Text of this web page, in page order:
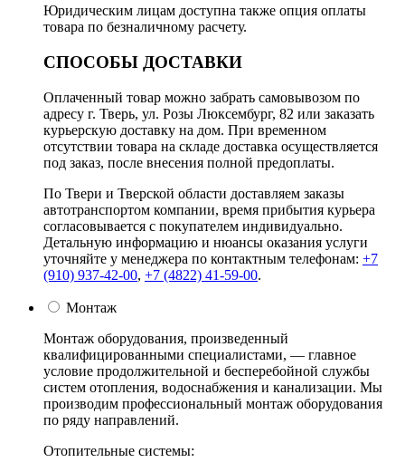
Юридическим лицам доступна также опция оплаты
товара по безналичному расчету.
СПОСОБЫ ДОСТАВКИ
Оплаченный товар можно забрать самовывозом по
адресу г. Тверь, ул. Розы Люксембург, 82 или заказать
курьерскую доставку на дом. При временном
отсутствии товара на складе доставка осуществляется
под заказ, после внесения полной предоплаты.
По Твери и Тверской области доставляем заказы
автотранспортом компании, время прибытия курьера
согласовывается с покупателем индивидуально.
Детальную информацию и нюансы оказания услуги
уточняйте у менеджера по контактным телефонам: +7
(910) 937-42-00, +7 (4822) 41-59-00.
Монтаж
Монтаж оборудования, произведенный
квалифицированными специалистами, — главное
условие продолжительной и бесперебойной службы
систем отопления, водоснабжения и канализации. Мы
производим профессиональный монтаж оборудования
по ряду направлений.
Отопительные системы: